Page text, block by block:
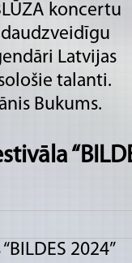
koncertu
daudzveidīgu
Latvijas
talanti.
Bukums.
2024”